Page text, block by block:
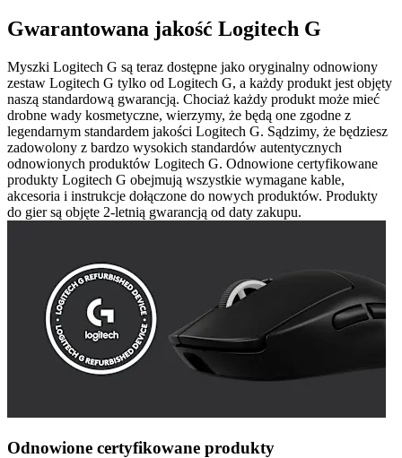
Gwarantowana jakość Logitech G
Myszki Logitech G są teraz dostępne jako oryginalny odnowiony
zestaw Logitech G tylko od Logitech G, a każdy produkt jest objęty
naszą standardową gwarancją. Chociaż każdy produkt może mieć
drobne wady kosmetyczne, wierzymy, że będą one zgodne z
legendarnym standardem jakości Logitech G. Sądzimy, że będziesz
zadowolony z bardzo wysokich standardów autentycznych
odnowionych produktów Logitech G. Odnowione certyfikowane
produkty Logitech G obejmują wszystkie wymagane kable,
akcesoria i instrukcje dołączone do nowych produktów. Produkty
do gier są objęte 2-letnią gwarancją od daty zakupu.
Odnowione certyfikowane produkty